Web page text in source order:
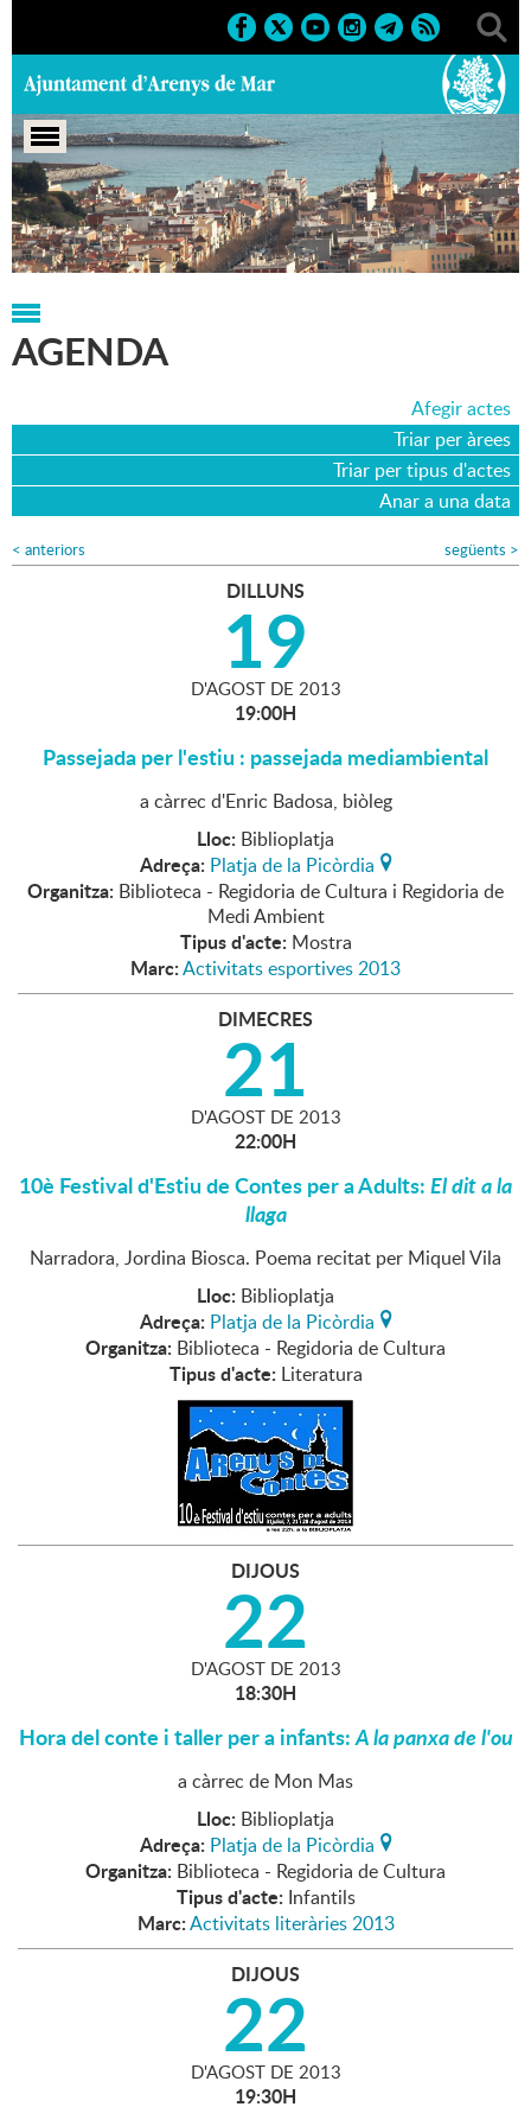
Portada > Agenda > 19-08-2013
AGENDA
Afegir actes
Triar per àrees
Triar per tipus d'actes
Anar a una data
< anteriors següents >
DILLUNS
19
D'AGOST DE 2013
19:00H
Passejada per l'estiu : passejada mediambiental
a càrrec d'Enric Badosa, biòleg
Lloc: Biblioplatja
Adreça: Platja de la Picòrdia
Organitza: Biblioteca - Regidoria de Cultura i Regidoria de
Medi Ambient
Tipus d'acte: Mostra
Marc:Activitats esportives 2013
DIMECRES
21
D'AGOST DE 2013
22:00H
10è Festival d'Estiu de Contes per a Adults:El dit a la
llaga
Narradora, Jordina Biosca. Poema recitat per Miquel Vila
Lloc: Biblioplatja
Adreça: Platja de la Picòrdia
Organitza: Biblioteca - Regidoria de Cultura
Tipus d'acte: Literatura
DIJOUS
22
D'AGOST DE 2013
18:30H
Hora del conte i taller per a infants:A la panxa de l'ou
a càrrec de Mon Mas
Lloc: Biblioplatja
Adreça: Platja de la Picòrdia
Organitza: Biblioteca - Regidoria de Cultura
Tipus d'acte: Infantils
Marc:Activitats literàries 2013
DIJOUS
22
D'AGOST DE 2013
19:30H